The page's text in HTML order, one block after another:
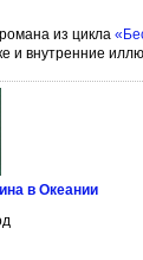
из цикла
и внутренние
в Океании